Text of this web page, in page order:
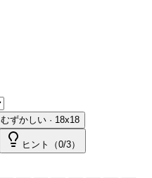
むずかしい · 18x18
ヒント（0/3）